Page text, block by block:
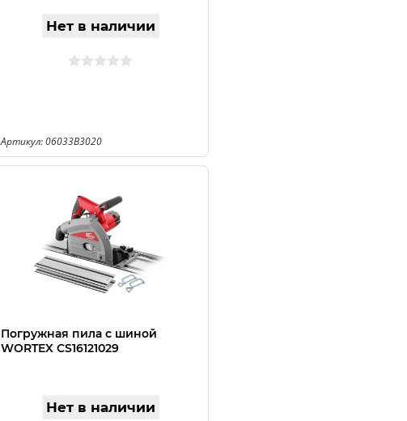
Нет в наличии
Артикул: 06033B3020
Погружная пила с шиной
WORTEX CS16121029
Нет в наличии